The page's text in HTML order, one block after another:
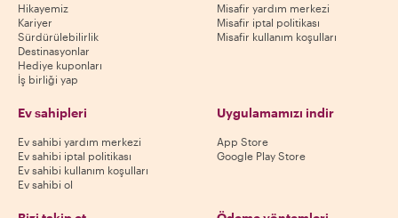
Hikayemiz
Kariyer
Sürdürülebilirlik
Destinasyonlar
Hediye kuponları
İş birliği yap
Misafir yardım merkezi
Misafir iptal politikası
Misafir kullanım koşulları
Ev sahipleri
Ev sahibi yardım merkezi
Ev sahibi iptal politikası
Ev sahibi kullanım koşulları
Ev sahibi ol
Uygulamamızı indir
App Store
Google Play Store